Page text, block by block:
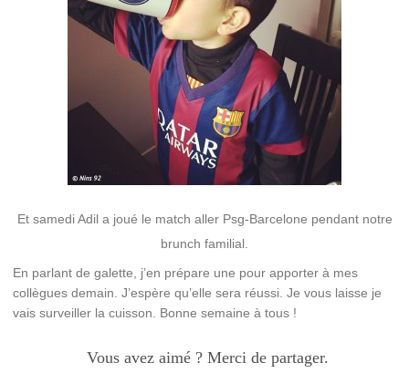
Et samedi Adil a joué le match aller Psg-Barcelone pendant notre
brunch familial.
En parlant de galette, j’en prépare une pour apporter à mes
collègues demain. J’espère qu’elle sera réussi. Je vous laisse je
vais surveiller la cuisson. Bonne semaine à tous !
Vous avez aimé ? Merci de partager.